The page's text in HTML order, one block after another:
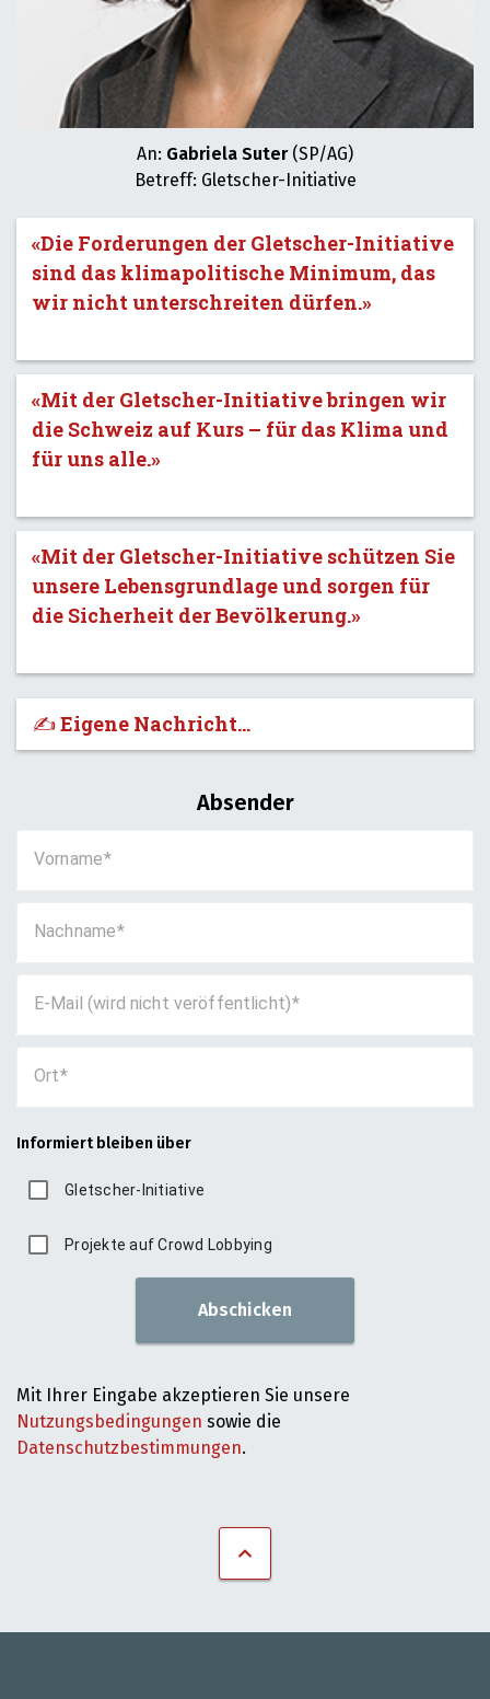
An: Gabriela Suter(SP/AG)
Betreff: Gletscher-Initiative
«Die Forderungen der Gletscher-Initiative
sind das klimapolitische Minimum, das
wir nicht unterschreiten dürfen.»
«Mit der Gletscher-Initiative bringen wir
die Schweiz auf Kurs – für das Klima und
für uns alle.»
«Mit der Gletscher-Initiative schützen Sie
unsere Lebensgrundlage und sorgen für
die Sicherheit der Bevölkerung.»
✍️ Eigene Nachricht...
Absender
Vorname
Nachname
E-Mail (wird nicht veröffentlicht)
Ort
Informiert bleiben über
Gletscher-Initiative
Projekte auf Crowd Lobbying
Abschicken
Mit Ihrer Eingabe akzeptieren Sie unsere
Nutzungsbedingungen sowie die
Datenschutzbestimmungen.